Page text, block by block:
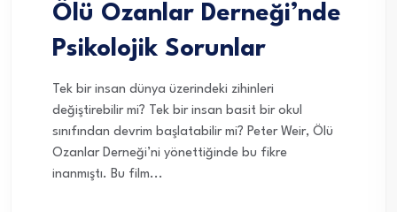
Ölü Ozanlar Derneği’nde
Psikolojik Sorunlar
Tek bir insan dünya üzerindeki zihinleri
değiştirebilir mi? Tek bir insan basit bir okul
sınıfından devrim başlatabilir mi? Peter Weir, Ölü
Ozanlar Derneği’ni yönettiğinde bu fikre
inanmıştı. Bu film...